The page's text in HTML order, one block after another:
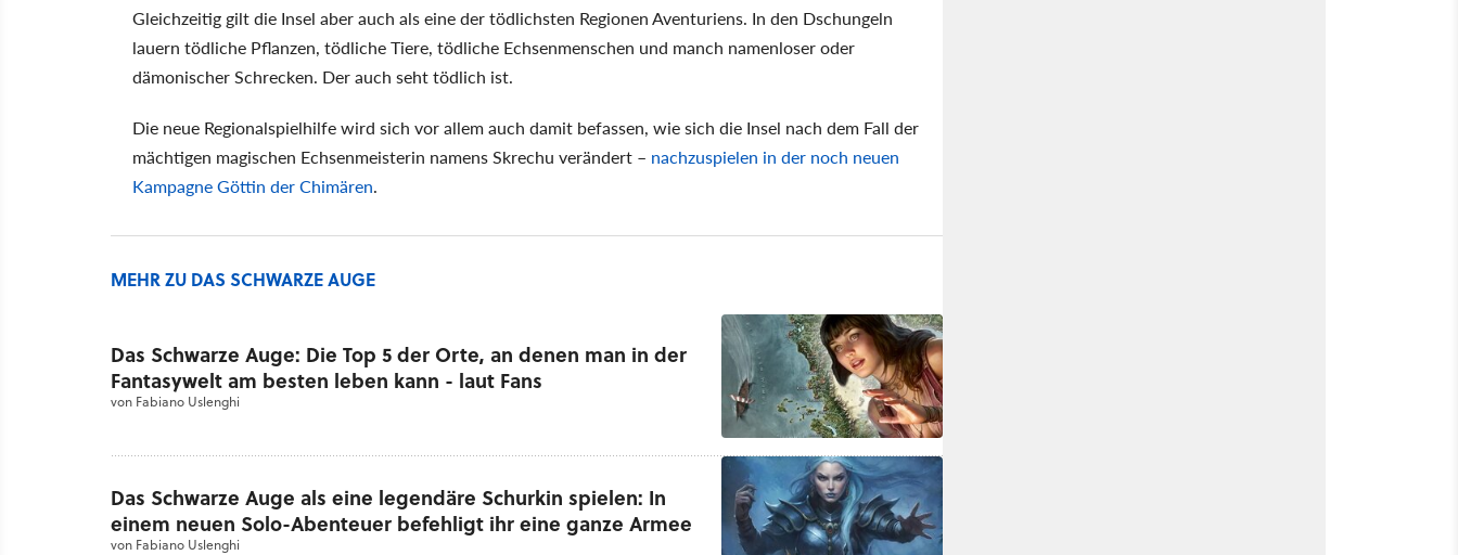
Gleichzeitig gilt die Insel aber auch als eine der tödlichsten Regionen Aventuriens. In den Dschungeln
lauern tödliche Pflanzen, tödliche Tiere, tödliche Echsenmenschen und manch namenloser oder
dämonischer Schrecken. Der auch seht tödlich ist.
Die neue Regionalspielhilfe wird sich vor allem auch damit befassen, wie sich die Insel nach dem Fall der
mächtigen magischen Echsenmeisterin namens Skrechu verändert – nachzuspielen in der noch neuen
Kampagne Göttin der Chimären.
MEHR ZU DAS SCHWARZE AUGE
Das Schwarze Auge: Die Top 5 der Orte, an denen man in der
Fantasywelt am besten leben kann - laut Fans
von Fabiano Uslenghi
Das Schwarze Auge als eine legendäre Schurkin spielen: In
einem neuen Solo-Abenteuer befehligt ihr eine ganze Armee
von Fabiano Uslenghi